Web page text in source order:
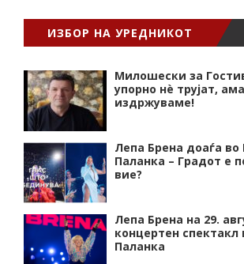
ИЗБОР НА УРЕДНИКОТ
Милошески за
упорно нѐ трујат,
издржуваме!
Лепа Брена доаѓа во
Паланка – Градот е
вие?
Лепа Брена на 29.
концертен спектакл
Паланка